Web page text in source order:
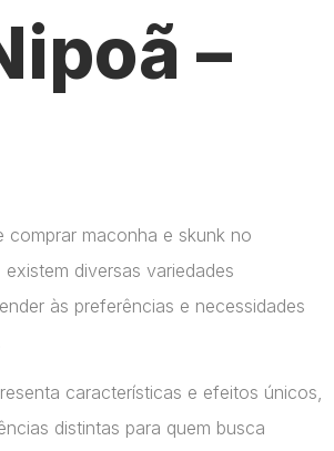
–
comprar maconha e skunk no
diversas variedades
às preferências e necessidades
características e efeitos únicos,
distintas para quem busca